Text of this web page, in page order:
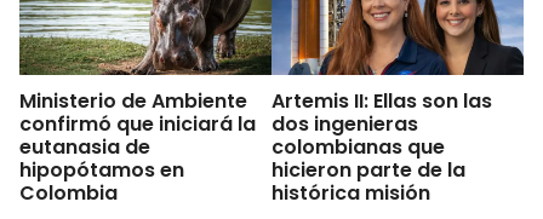
Ministerio de Ambiente
confirmó que iniciará la
eutanasia de
hipopótamos en
Colombia
Artemis II: Ellas son las
dos ingenieras
colombianas que
hicieron parte de la
histórica misión